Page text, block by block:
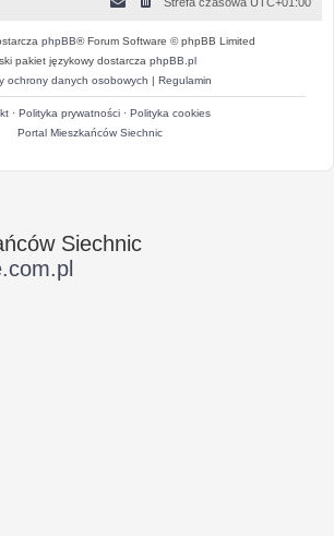
phpBB® Forum Software © phpBB Limited
pakiet językowy dostarcza phpBB.pl
ochrony danych osobowych | Regulamin
· Polityka prywatności· Polityka cookies
Portal Mieszkańców Siechnic
Siechnic